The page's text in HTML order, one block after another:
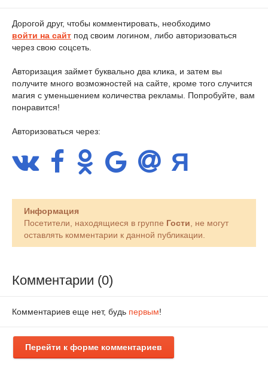
Дорогой друг, чтобы комментировать, необходимо
войти на сайт под своим логином, либо авторизоваться
через свою соцсеть.
Авторизация займет буквально два клика, и затем вы
получите много возможностей на сайте, кроме того случится
магия с уменьшением количества рекламы. Попробуйте, вам
понравится!
Авторизоваться через:
Информация
Посетители, находящиеся в группе Гости , не могут
оставлять комментарии к данной публикации.
Комментарии (0)
Комментариев еще нет, будь первым!
Перейти к форме комментариев